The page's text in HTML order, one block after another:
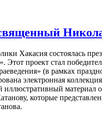
Хакасия состоялась
проект стал
(в рамках
электронная
материал
которые